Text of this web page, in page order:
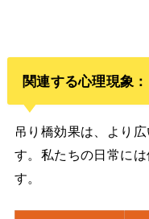
関連する心理現象
吊り橋効果は、より
す。私たちの日常に
す。